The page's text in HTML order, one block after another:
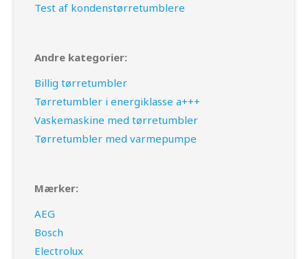
Test af kondenstørretumblere
Andre kategorier:
Billig tørretumbler
Tørretumbler i energiklasse a+++
Vaskemaskine med tørretumbler
Tørretumbler med varmepumpe
Mærker:
AEG
Bosch
Electrolux